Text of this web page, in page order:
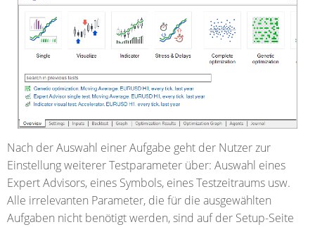
Nach der Auswahl einer Aufgabe geht der Nutzer zur
Einstellung weiterer Testparameter über: Auswahl eines
Expert Advisors, eines Symbols, eines Testzeitraums usw.
Alle irrelevanten Parameter, die für die ausgewählten
Aufgaben nicht benötigt werden, sind auf der Setup-Seite